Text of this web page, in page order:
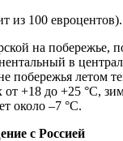
из 100 евроцентов).
на побережье,
в
побережья летом
от +18 до +25 °С,
около –7 °С.
с Россией